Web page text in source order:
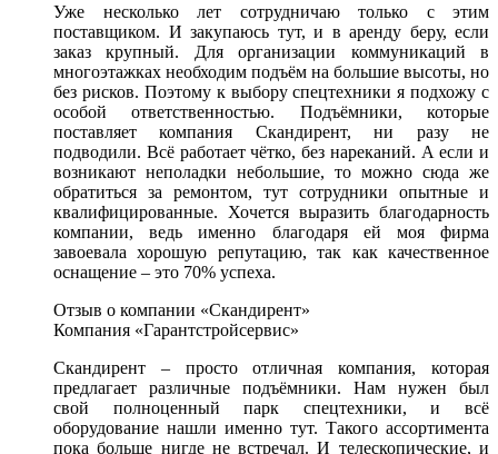
Уже несколько лет сотрудничаю только с этим
поставщиком. И закупаюсь тут, и в аренду беру, если
заказ крупный. Для организации коммуникаций в
многоэтажках необходим подъём на большие высоты, но
без рисков. Поэтому к выбору спецтехники я подхожу с
особой ответственностью. Подъёмники, которые
поставляет компания Скандирент, ни разу не
подводили. Всё работает чётко, без нареканий. А если и
возникают неполадки небольшие, то можно сюда же
обратиться за ремонтом, тут сотрудники опытные и
квалифицированные. Хочется выразить благодарность
компании, ведь именно благодаря ей моя фирма
завоевала хорошую репутацию, так как качественное
оснащение – это 70% успеха.
Отзыв о компании «Скандирент»
Компания «Гарантстройсервис»
Скандирент – просто отличная компания, которая
предлагает различные подъёмники. Нам нужен был
свой полноценный парк спецтехники, и всё
оборудование нашли именно тут. Такого ассортимента
пока больше нигде не встречал. И телескопические, и